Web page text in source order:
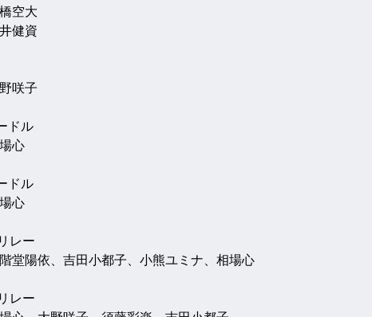
空大
健資
咲子
ドル
心
ドル
心
レー
堂陽依、吉田小都子、小熊ユミナ、相場心
レー